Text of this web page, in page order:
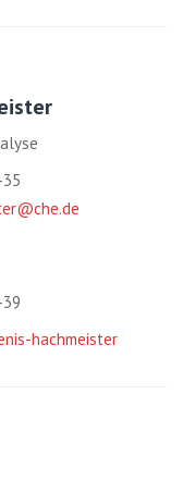
hachmeister